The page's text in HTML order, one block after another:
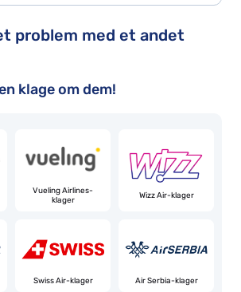
problem med et andet
klage om dem!
Vueling Airlines-
klager
Wizz Air-klager
Swiss Air-klager Air Serbia-klager